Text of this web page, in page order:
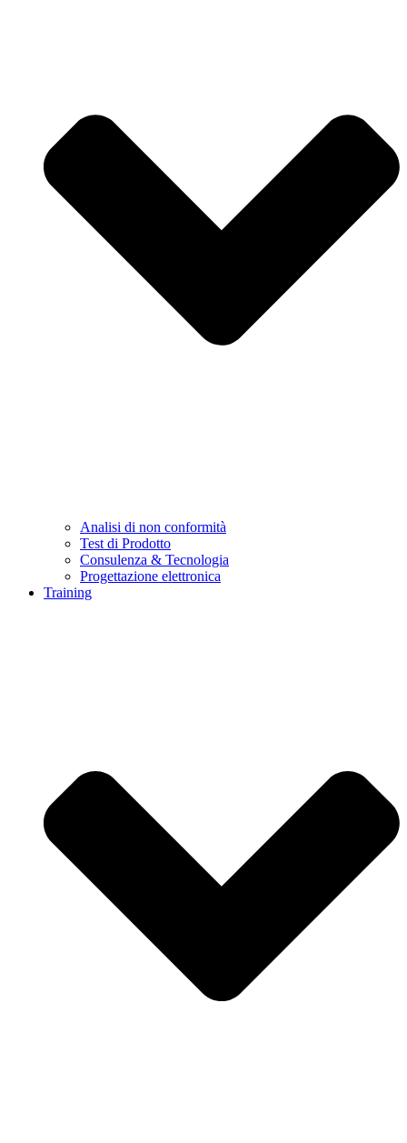
Analisi di non conformità
Test di Prodotto
Consulenza & Tecnologia
Progettazione elettronica
Training